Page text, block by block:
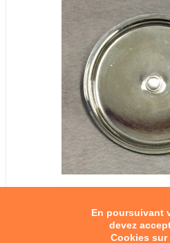
En poursuivant
devez
Cookies sur